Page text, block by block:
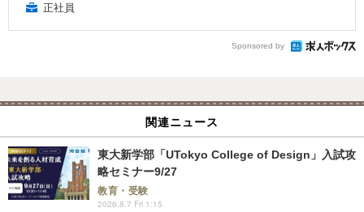
正社員
Sponsored by
関連ニュース
東大新学部「UTokyo College of Design」入試攻
略セミナー9/27
教育・受験
2026.8.7 Fri 1:15